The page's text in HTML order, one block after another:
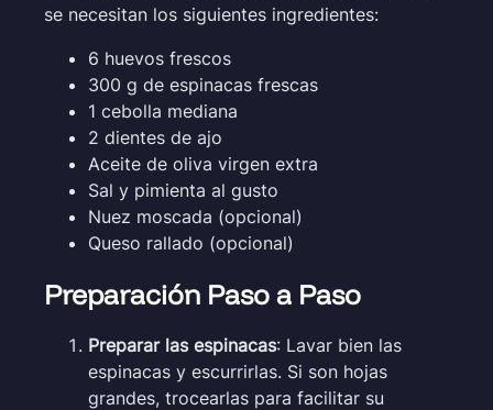
se necesitan los siguientes ingredientes:
6 huevos frescos
300 g de espinacas frescas
1 cebolla mediana
2 dientes de ajo
Aceite de oliva virgen extra
Sal y pimienta al gusto
Nuez moscada (opcional)
Queso rallado (opcional)
Preparación Paso a Paso
Preparar las espinacas: Lavar bien las
espinacas y escurrirlas. Si son hojas
grandes, trocearlas para facilitar su